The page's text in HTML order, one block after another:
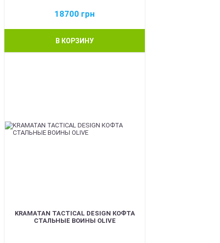
18700 грн
В КОРЗИНУ
KRAMATAN TACTICAL DESIGN КОФТА
СТАЛЬНЫЕ ВОИНЫ OLIVE